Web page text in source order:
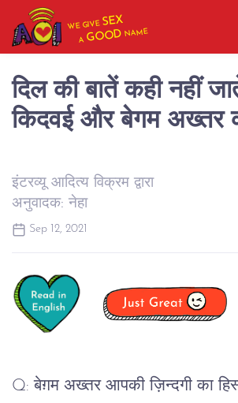
WE GIVESEX
AGOOD NAME
दिल की बातें कही नहीं
किदवई और बेगम अख्तर
इंटरव्यू आदित्य विक्रम द्वारा
अनुवादक: नेहा
Sep 12, 2021
Q: बेग़म अख्तर आपकी ज़िन्दगी का